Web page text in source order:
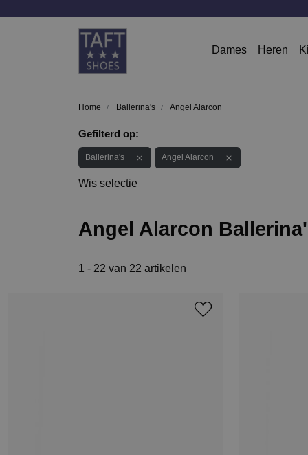
Dames Heren
Home Ballerina's Angel Alarcon
Gefilterd op:
Ballerina's Angel Alarcon
Wis selectie
Angel Alarcon
1 - 22 van 22 artikelen